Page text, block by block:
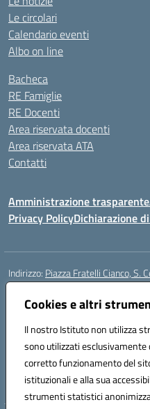
Cookies e altri
Il nostro Istituto non utilizza
sono utilizzati esclusivamente
corretto funzionamento del
istituzionali e alla sua
strumenti statistici
Le circolari
Calendario eventi
Albo on line
Bacheca
RE Famiglie
RE Docenti
Area riservata docenti
Area riservata ATA
Contatti
Amministrazione trasparente
Privacy PolicyDichiarazione
Indirizzo: Piazza Fratelli Cianco, S.
Centralino:
Posta elettronica certificata (PEC):
Codice fiscale: 91028680659
Codice meccanografico:
Codice Indice delle Pubbliche
Codice unico di fatturazione (CUF):